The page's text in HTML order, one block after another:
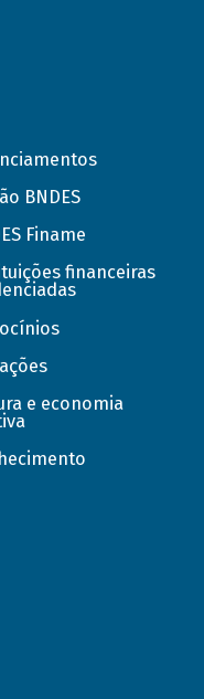
BNDES
Finame
financeiras
e economia